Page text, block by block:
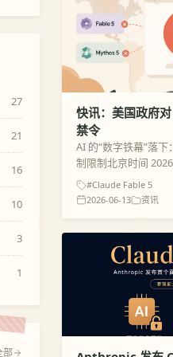
27
21
16
10
3
1
部
快讯：美国政府
禁令
AI 的“数字铁幕”落
制限制北京时间
Fable 5 仅仅上线三
台...
#Claude Fable 5
2026-06-13
资讯